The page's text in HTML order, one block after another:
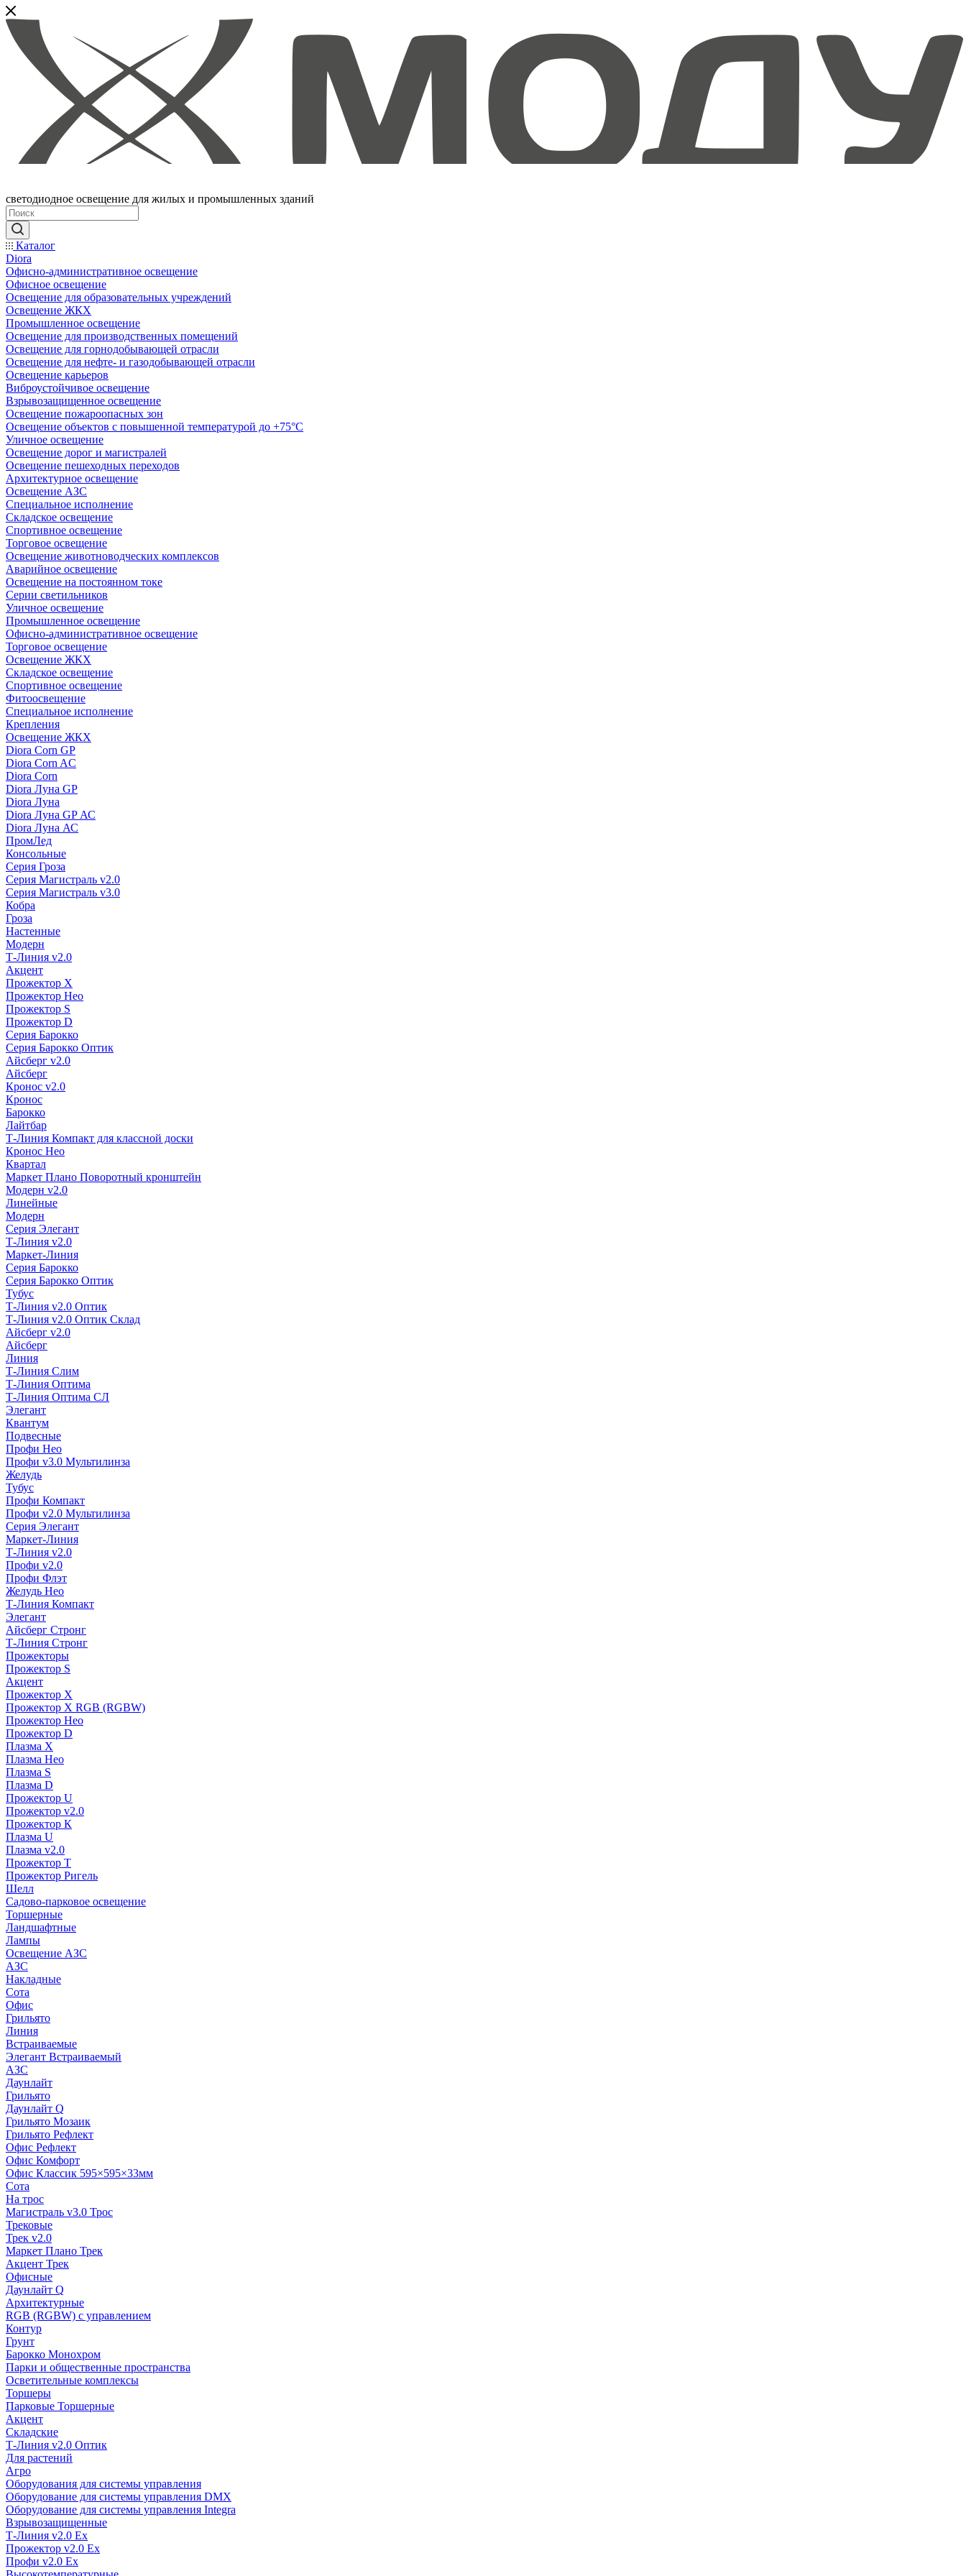
светодиодное освещение для жилых и промышленных зданий
Каталог
Diora
Офисно-административное освещение
Офисное освещение
Освещение для образовательных учреждений
Освещение ЖКХ
Промышленное освещение
Освещение для производственных помещений
Освещение для горнодобывающей отрасли
Освещение для нефте- и газодобывающей отрасли
Освещение карьеров
Виброустойчивое освещение
Взрывозащищенное освещение
Освещение пожароопасных зон
Освещение объектов с повышенной температурой до +75°C
Уличное освещение
Освещение дорог и магистралей
Освещение пешеходных переходов
Архитектурное освещение
Освещение АЗС
Специальное исполнение
Складское освещение
Спортивное освещение
Торговое освещение
Освещение животноводческих комплексов
Аварийное освещение
Освещение на постоянном токе
Серии светильников
Уличное освещение
Промышленное освещение
Офисно-административное освещение
Торговое освещение
Освещение ЖКХ
Складское освещение
Спортивное освещение
Фитоосвещение
Специальное исполнение
Крепления
Освещение ЖКХ
Diora Corn GP
Diora Corn AC
Diora Corn
Diora Луна GP
Diora Луна
Diora Луна GP АС
Diora Луна АС
ПромЛед
Консольные
Серия Гроза
Серия Магистраль v2.0
Серия Магистраль v3.0
Кобра
Гроза
Настенные
Модерн
Т-Линия v2.0
Акцент
Прожектор X
Прожектор Нео
Прожектор S
Прожектор D
Серия Барокко
Серия Барокко Оптик
Айсберг v2.0
Айсберг
Кронос v2.0
Кронос
Барокко
Лайтбар
Т-Линия Компакт для классной доски
Кронос Нео
Квартал
Маркет Плано Поворотный кронштейн
Модерн v2.0
Линейные
Модерн
Серия Элегант
Т-Линия v2.0
Маркет-Линия
Серия Барокко
Серия Барокко Оптик
Тубус
Т-Линия v2.0 Оптик
Т-Линия v2.0 Оптик Склад
Айсберг v2.0
Айсберг
Линия
Т-Линия Слим
Т-Линия Оптима
Т-Линия Оптима СЛ
Элегант
Квантум
Подвесные
Профи Нео
Профи v3.0 Мультилинза
Желудь
Тубус
Профи Компакт
Профи v2.0 Мультилинза
Серия Элегант
Маркет-Линия
Т-Линия v2.0
Профи v2.0
Профи Флэт
Желудь Нео
Т-Линия Компакт
Элегант
Айсберг Стронг
Т-Линия Стронг
Прожекторы
Прожектор S
Акцент
Прожектор X
Прожектор Х RGB (RGBW)
Прожектор Нео
Прожектор D
Плазма X
Плазма Нео
Плазма S
Плазма D
Прожектор U
Прожектор v2.0
Прожектор К
Плазма U
Плазма v2.0
Прожектор Т
Прожектор Ригель
Шелл
Садово-парковое освещение
Торшерные
Ландшафтные
Лампы
Освещение АЗС
АЗС
Накладные
Сота
Офис
Грильято
Линия
Встраиваемые
Элегант Встраиваемый
АЗС
Даунлайт
Грильято
Даунлайт Q
Грильято Мозаик
Грильято Рефлект
Офис Рефлект
Офис Комфорт
Офис Классик 595×595×33мм
Сота
На трос
Магистраль v3.0 Трос
Трековые
Трек v2.0
Маркет Плано Трек
Акцент Трек
Офисные
Даунлайт Q
Архитектурные
RGB (RGBW) с управлением
Контур
Грунт
Барокко Монохром
Парки и общественные пространства
Осветительные комплексы
Торшеры
Парковые Торшерные
Акцент
Складские
Т-Линия v2.0 Оптик
Для растений
Агро
Оборудования для системы управления
Оборудование для системы управления DMX
Оборудование для системы управления Integra
Взрывозащищенные
Т-Линия v2.0 Ex
Прожектор v2.0 Ex
Профи v2.0 Ex